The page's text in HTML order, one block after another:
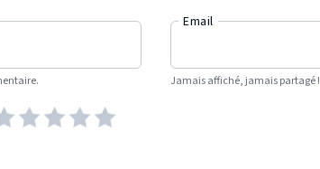
Email
Jamais affiché, jamais partagé !